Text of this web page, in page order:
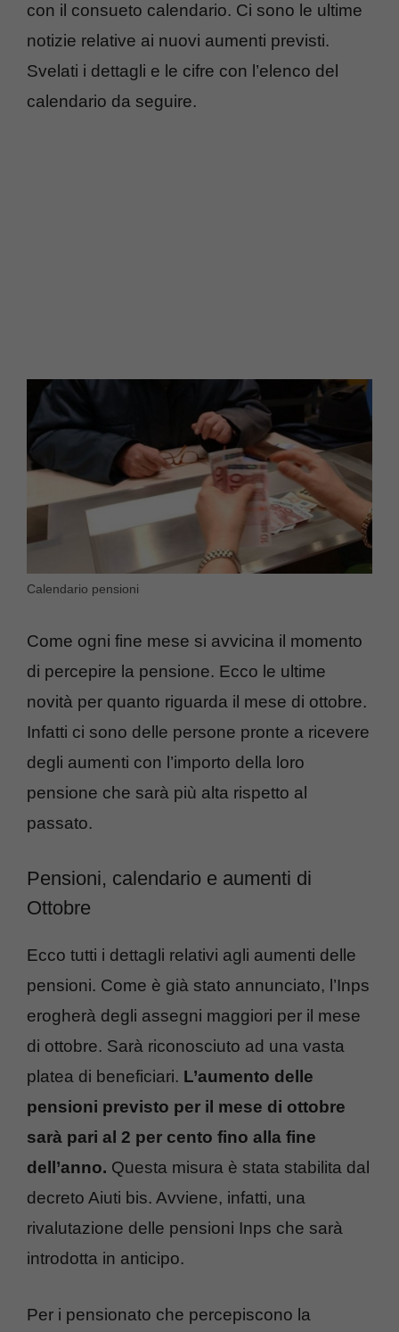
con il consueto calendario. Ci sono le ultime
notizie relative ai nuovi aumenti previsti.
Svelati i dettagli e le cifre con l’elenco del
calendario da seguire.
Calendario pensioni
Come ogni fine mese si avvicina il momento
di percepire la pensione. Ecco le ultime
novità per quanto riguarda il mese di ottobre.
Infatti ci sono delle persone pronte a ricevere
degli aumenti con l’importo della loro
pensione che sarà più alta rispetto al
passato.
Pensioni, calendario e aumenti di
Ottobre
Ecco tutti i dettagli relativi agli aumenti delle
pensioni. Come è già stato annunciato, l’Inps
erogherà degli assegni maggiori per il mese
di ottobre. Sarà riconosciuto ad una vasta
platea di beneficiari. L’aumento delle
pensioni previsto per il mese di ottobre
sarà pari al 2 per cento fino alla fine
dell’anno. Questa misura è stata stabilita dal
decreto Aiuti bis. Avviene, infatti, una
rivalutazione delle pensioni Inps che sarà
introdotta in anticipo.
Per i pensionato che percepiscono la